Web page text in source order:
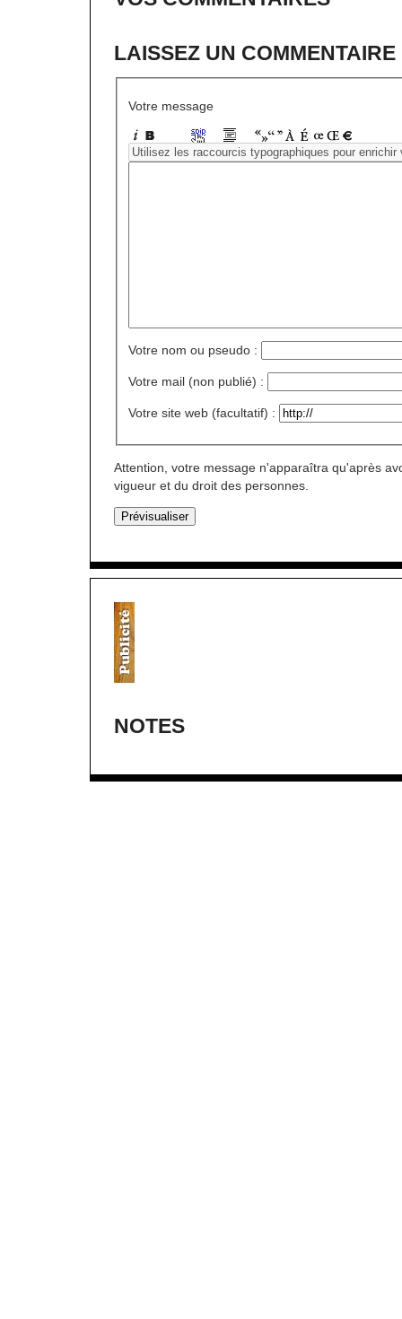
LAISSEZ UN COMMENTAIRE
Votre message
Votre nom ou pseudo :
Votre mail (non publié) :
Votre site web (facultatif) :
Attention, votre message n'apparaîtra qu'après
vigueur et du droit des personnes.
NOTES